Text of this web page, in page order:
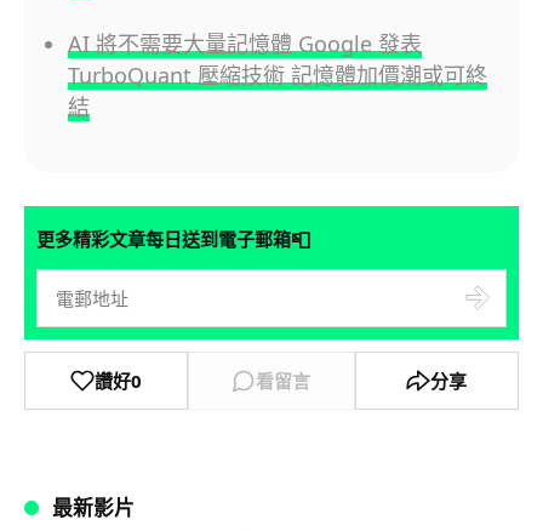
AI 將不需要大量記憶體 Google 發表
TurboQuant 壓縮技術 記憶體加價潮或可終
結
更多精彩文章每日送到電子郵箱📮
讚好0 看留言 分享
最新影片